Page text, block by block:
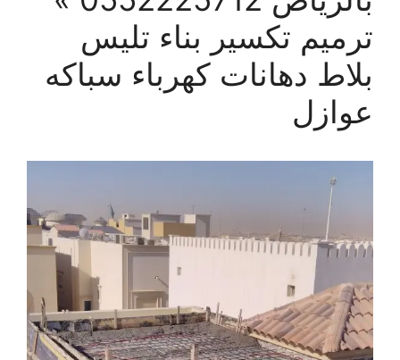
ترميم تكسير بناء تليس
بلاط دهانات كهرباء سباكه
عوازل